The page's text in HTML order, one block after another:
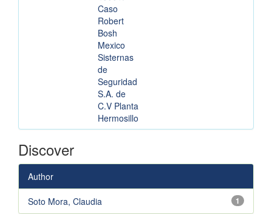
Caso
Robert
Bosh
Mexico
Sisternas
de
Seguridad
S.A. de
C.V Planta
Hermosillo
Discover
Author
1
Soto Mora, Claudia